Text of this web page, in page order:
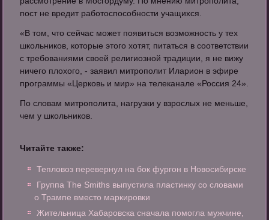
пост не вредит работоспособности учащихся.
«В том, что сейчас может появиться возможность у тех
школьников, которые этого хотят, питаться в соответствии
с требованиями своей религиозной традиции, я не вижу
ничего плохого, - заявил митрополит Иларион в эфире
программы «Церковь и мир» на телеканале «Россия 24».
По словам митрополита, нагрузки у взрослых не меньше,
чем у школьников.
Читайте также:
Тепловоз перевернул на бок фургон в Новосибирске
Группа The Smiths выпустила пластинку со словами
о Трампе вместо маркировки
Жительница Хабаровска сначала помогла мужчине,